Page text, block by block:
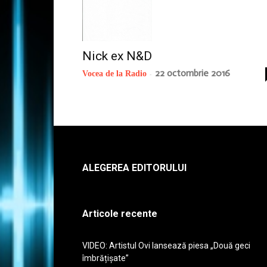
Nick ex N&D
Vocea de la Radio - 22 octombrie 2016
ALEGEREA EDITORULUI
Articole recente
VIDEO: Artistul Ovi lansează piesa „Două geci
îmbrățișate”